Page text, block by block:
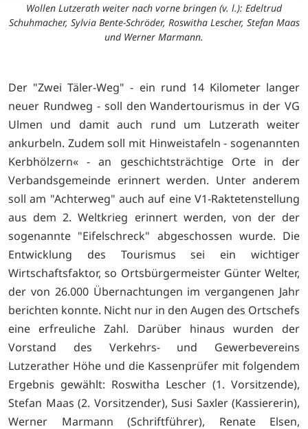
Wollen Lutzerath weiter nach vorne bringen (v. l.): Edeltrud
Schuhmacher, Sylvia Bente-Schröder, Roswitha Lescher, Stefan Maas
und Werner Marmann.
Der "Zwei Täler-Weg" - ein rund 14 Kilometer langer
neuer Rundweg - soll den Wandertourismus in der VG
Ulmen und damit auch rund um Lutzerath weiter
ankurbeln. Zudem soll mit Hinweistafeln - sogenannten
Kerbhölzern« - an geschichtsträchtige Orte in der
Verbandsgemeinde erinnert werden. Unter anderem
soll am "Achterweg" auch auf eine V1-Raktetenstellung
aus dem 2. Weltkrieg erinnert werden, von der der
sogenannte "Eifelschreck" abgeschossen wurde. Die
Entwicklung des Tourismus sei ein wichtiger
Wirtschaftsfaktor, so Ortsbürgermeister Günter Welter,
der von 26.000 Übernachtungen im vergangenen Jahr
berichten konnte. Nicht nur in den Augen des Ortschefs
eine erfreuliche Zahl. Darüber hinaus wurden der
Vorstand des Verkehrs- und Gewerbevereins
Lutzerather Höhe und die Kassenprüfer mit folgendem
Ergebnis gewählt: Roswitha Lescher (1. Vorsitzende),
Stefan Maas (2. Vorsitzender), Susi Saxler (Kassiererin),
Werner Marmann (Schriftführer), Renate Elsen,